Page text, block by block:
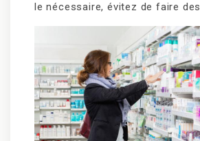
le nécessaire, évitez de faire